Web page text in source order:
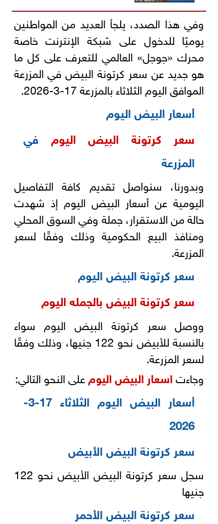
وفي هذا الصدد، يلجأ العديد من المواطنين
يوميًا للدخول على شبكة الإنترنت خاصة
محرك «جوجل» العالمي للتعرف على كل ما
هو جديد عن سعر كرتونة البيض في المزرعة
الموافق اليوم الثلاثاء بالمزرعة 17-3-2026.
أسعار البيض اليوم
سعر كرتونة البيض اليوم في
المزرعة
وبدورنا، سنواصل تقديم كافة التفاصيل
اليومية عن أسعار البيض اليوم إذ شهدت
حالة من الاستقرار، جملة وفي السوق المحلي
ومنافذ البيع الحكومية وذلك وفقًا لسعر
المزرعة.
سعر كرتونة البيض اليوم
سعر كرتونة البيض بالجمله اليوم
ووصل سعر كرتونة البيض اليوم سواء
بالنسبة للأبيض نحو 122 جنيها، وذلك وفقًا
لسعر المزرعة.
وجاءتاسعار البيض اليومعلى النحو التالي:
أسعار البيض اليوم الثلاثاء 17-3-
2026
سعر كرتونة البيض الأبيض
سجل سعر كرتونة البيض الأبيض نحو 122
جنيها
سعر كرتونة البيض الأحمر